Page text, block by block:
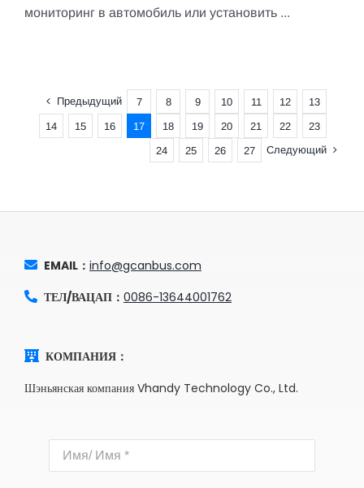
мониторинг в автомобиль или установить ...
Предыдущий 7 8 9 10 11 12
13
14
15 16 17 18 19 20 21 22
23
24
25 26 27 Следующий
EMAIL： info@gcanbus.com
ТЕЛ/ВАЦАП： 0086-13644001762
КОМПАНИЯ：
Шэньянская компания Vhandy Technology Co., Ltd.